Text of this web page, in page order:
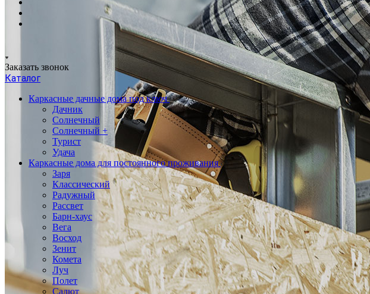
Заказать звонок
Каталог
Каркасные дачные дома под ключ
Дачник
Солнечный
Солнечный +
Турист
Удача
Каркасные дома для постоянного проживания
Заря
Классический
Радужный
Рассвет
Барн-хаус
Вега
Восход
Зенит
Комета
Луч
Полет
Салют